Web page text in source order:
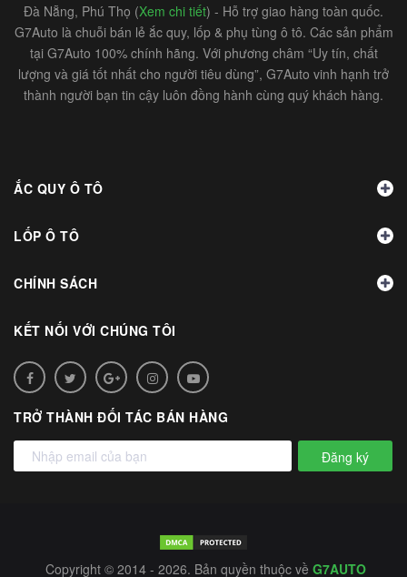
Đà Nẵng, Phú Thọ (Xem chi tiết) - Hỗ trợ giao hàng toàn quốc.
G7Auto là chuỗi bán lẻ ắc quy, lốp & phụ tùng ô tô. Các sản phẩm
tại G7Auto 100% chính hãng. Với phương châm “Uy tín, chất
lượng và giá tốt nhất cho người tiêu dùng”, G7Auto vinh hạnh trở
thành người bạn tin cậy luôn đồng hành cùng quý khách hàng.
ẮC QUY Ô TÔ
LỐP Ô TÔ
CHÍNH SÁCH
KẾT NỐI VỚI CHÚNG TÔI
TRỞ THÀNH ĐỐI TÁC BÁN HÀNG
Đăng ký
Copyright © 2014 - 2026. Bản quyền thuộc về G7AUTO